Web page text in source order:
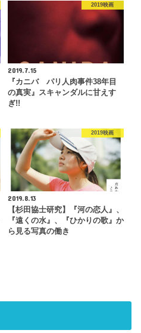
2019映画
2019.7.15
『カニバ パリ人肉事件38年目
の真実』スキャンダルに甘えす
ぎ!!
2019映画
2019.8.13
【杉田協士研究】『河の恋人』、
『遠くの水』、『ひかりの歌』か
ら見る写真の働き